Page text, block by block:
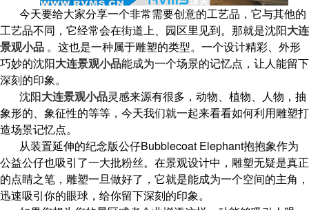
今天要给大家分享一个非常需要创意的工艺品，它与其他的
工艺品不同，它经常会在街道上、园区里见到。那就是沈阳大连
景观小品 。这也是一种属于雕塑的类型。一个设计精彩、外形
巧妙的沈阳大连景观小品能成为一个场景的记忆点，让人能留下
深刻的印象。
沈阳大连景观小品灵感来源有很多，动物、植物、人物，抽
象形的、象征性的等等，今天我们就一起来看看如何利用雕塑打
造场景记忆点。
从装置延伸的纪念版公仔Bubblecoat Elephant抱抱象作为
公益公仔也吸引了一大批粉丝。在景观设计中，雕塑无疑是真正
的点睛之笔，雕塑一旦做好了，它就是能成为一个空间的主角，
迅速吸引你的眼球，给你留下深刻的印象。